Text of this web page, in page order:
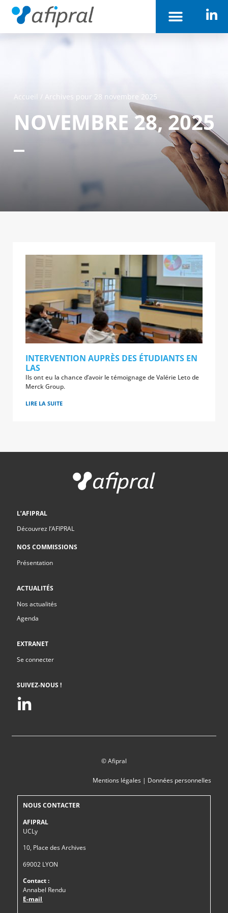
Accueil / Archives pour 28 novembre 2025
NOVEMBRE 28, 2025
INTERVENTION AUPRÈS DES ÉTUDIANTS EN
LAS
Ils ont eu la chance d’avoir le témoignage de Valérie Leto de
Merck Group.
LIRE LA SUITE
L’AFIPRAL
Découvrez l’AFIPRAL
NOS COMMISSIONS
Présentation
ACTUALITÉS
Nos actualités
Agenda
EXTRANET
Se connecter
SUIVEZ-NOUS !
© Afipral
Mentions légales| Données personnelles
NOUS CONTACTER
AFIPRAL
UCLy
10, Place des Archives
69002 LYON
Contact :
Annabel Rendu
E-mail